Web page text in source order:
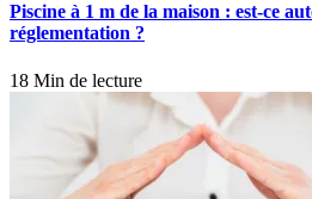
Piscine à 1 m de la maison : est-ce
réglementation ?
18 Min de lecture